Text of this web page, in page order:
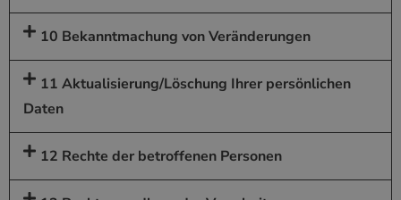
10 Bekanntmachung von Veränderungen
11 Aktualisierung/Löschung Ihrer persönlichen
Daten
12 Rechte der betroffenen Personen